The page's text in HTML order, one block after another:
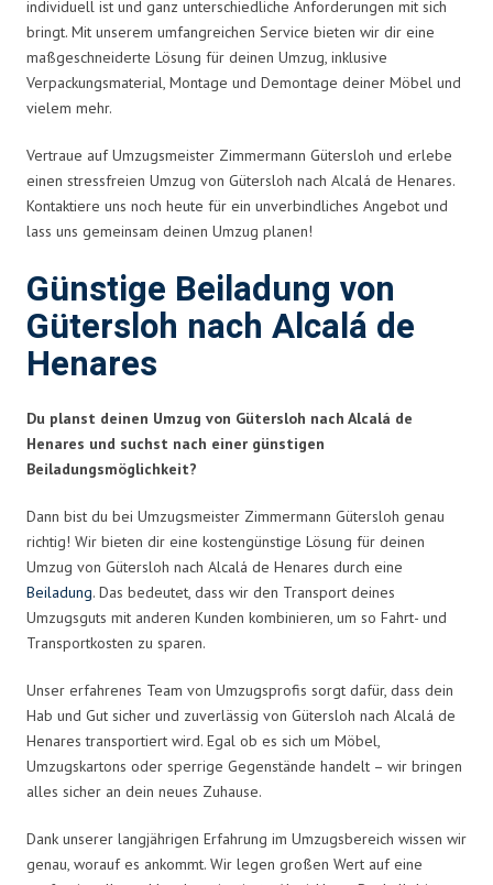
individuell ist und ganz unterschiedliche Anforderungen mit sich
bringt. Mit unserem umfangreichen Service bieten wir dir eine
maßgeschneiderte Lösung für deinen Umzug, inklusive
Verpackungsmaterial, Montage und Demontage deiner Möbel und
vielem mehr.
Vertraue auf Umzugsmeister Zimmermann Gütersloh und erlebe
einen stressfreien Umzug von Gütersloh nach Alcalá de Henares.
Kontaktiere uns noch heute für ein unverbindliches Angebot und
lass uns gemeinsam deinen Umzug planen!
Günstige Beiladung von
Gütersloh nach Alcalá de
Henares
Du planst deinen Umzug von Gütersloh nach Alcalá de
Henares und suchst nach einer günstigen
Beiladungsmöglichkeit?
Dann bist du bei Umzugsmeister Zimmermann Gütersloh genau
richtig! Wir bieten dir eine kostengünstige Lösung für deinen
Umzug von Gütersloh nach Alcalá de Henares durch eine
Beiladung. Das bedeutet, dass wir den Transport deines
Umzugsguts mit anderen Kunden kombinieren, um so Fahrt- und
Transportkosten zu sparen.
Unser erfahrenes Team von Umzugsprofis sorgt dafür, dass dein
Hab und Gut sicher und zuverlässig von Gütersloh nach Alcalá de
Henares transportiert wird. Egal ob es sich um Möbel,
Umzugskartons oder sperrige Gegenstände handelt – wir bringen
alles sicher an dein neues Zuhause.
Dank unserer langjährigen Erfahrung im Umzugsbereich wissen wir
genau, worauf es ankommt. Wir legen großen Wert auf eine